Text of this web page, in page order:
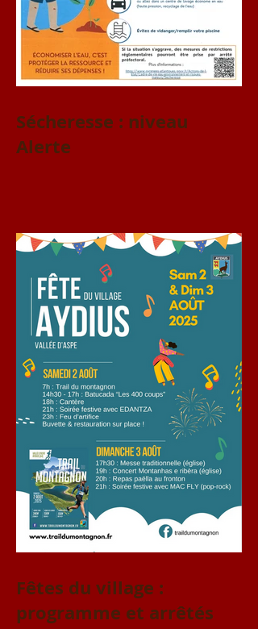
Sécheresse : niveau
Alerte
Fêtes du village :
programme et arrêtés